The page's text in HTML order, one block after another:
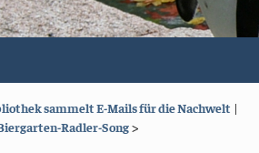
sammelt E-Mails für die Nachwelt |
Radler-Song>